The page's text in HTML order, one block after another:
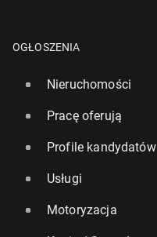
OGŁOSZENIA
Nieruchomości
Pracę oferują
Profile kandydatów
Usługi
Motoryzacja